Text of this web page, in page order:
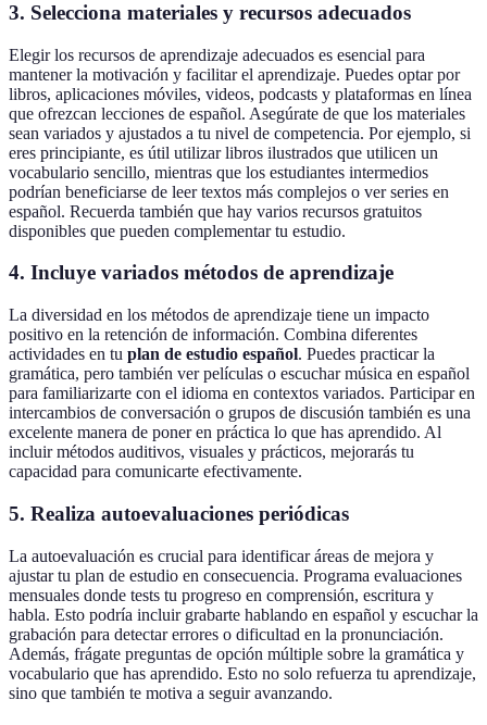
3. Selecciona materiales y recursos adecuados
Elegir los recursos de aprendizaje adecuados es esencial para
mantener la motivación y facilitar el aprendizaje. Puedes optar por
libros, aplicaciones móviles, videos, podcasts y plataformas en línea
que ofrezcan lecciones de español. Asegúrate de que los materiales
sean variados y ajustados a tu nivel de competencia. Por ejemplo, si
eres principiante, es útil utilizar libros ilustrados que utilicen un
vocabulario sencillo, mientras que los estudiantes intermedios
podrían beneficiarse de leer textos más complejos o ver series en
español. Recuerda también que hay varios recursos gratuitos
disponibles que pueden complementar tu estudio.
4. Incluye variados métodos de aprendizaje
La diversidad en los métodos de aprendizaje tiene un impacto
positivo en la retención de información. Combina diferentes
actividades en tu plan de estudio español. Puedes practicar la
gramática, pero también ver películas o escuchar música en español
para familiarizarte con el idioma en contextos variados. Participar en
intercambios de conversación o grupos de discusión también es una
excelente manera de poner en práctica lo que has aprendido. Al
incluir métodos auditivos, visuales y prácticos, mejorarás tu
capacidad para comunicarte efectivamente.
5. Realiza autoevaluaciones periódicas
La autoevaluación es crucial para identificar áreas de mejora y
ajustar tu plan de estudio en consecuencia. Programa evaluaciones
mensuales donde tests tu progreso en comprensión, escritura y
habla. Esto podría incluir grabarte hablando en español y escuchar la
grabación para detectar errores o dificultad en la pronunciación.
Además, frágate preguntas de opción múltiple sobre la gramática y
vocabulario que has aprendido. Esto no solo refuerza tu aprendizaje,
sino que también te motiva a seguir avanzando.